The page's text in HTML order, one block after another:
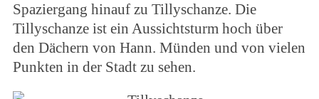
Spaziergang hinauf zu Tillyschanze. Die
Tillyschanze ist ein Aussichtsturm hoch über
den Dächern von Hann. Münden und von vielen
Punkten in der Stadt zu sehen.